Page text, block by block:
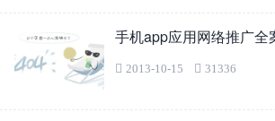
手机app应用网络推广全
2013-10-15 31336